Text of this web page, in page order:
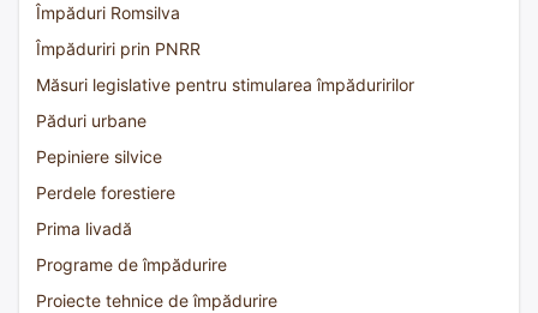
Împăduri Romsilva
Împăduriri prin PNRR
Măsuri legislative pentru stimularea împăduririlor
Păduri urbane
Pepiniere silvice
Perdele forestiere
Prima livadă
Programe de împădurire
Proiecte tehnice de împădurire